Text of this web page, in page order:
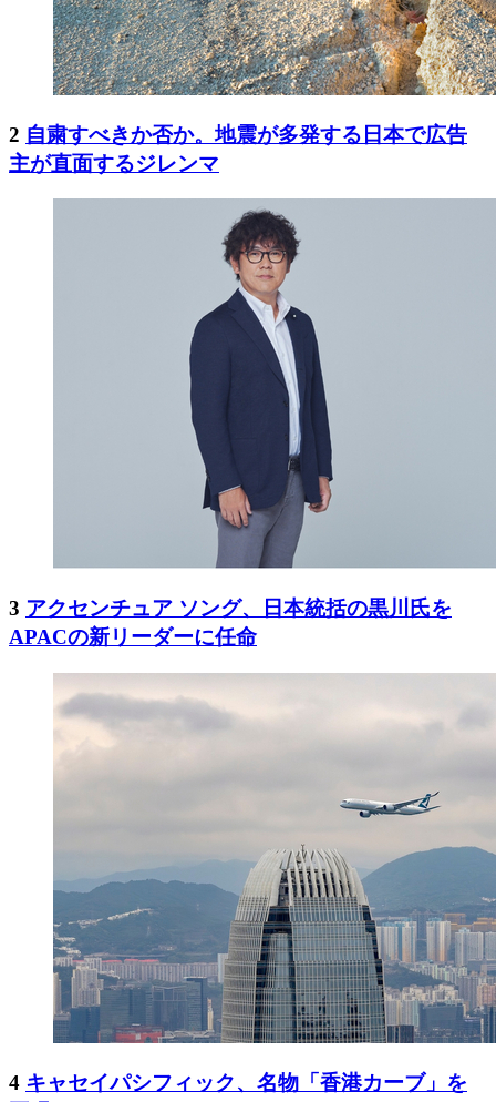
2 自粛すべきか否か。地震が多発する日本で広告
主が直面するジレンマ
3 アクセンチュア ソング、日本統括の黒川氏を
APACの新リーダーに任命
4 キャセイパシフィック、名物「香港カーブ」を